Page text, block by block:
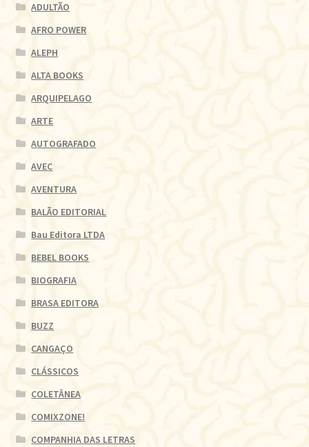
ADULTÃO
AFRO POWER
ALEPH
ALTA BOOKS
ARQUIPELAGO
ARTE
AUTOGRAFADO
AVEC
AVENTURA
BALÃO EDITORIAL
Bau Editora LTDA
BEBEL BOOKS
BIOGRAFIA
BRASA EDITORA
BUZZ
CANGAÇO
CLÁSSICOS
COLETÂNEA
COMIXZONE!
COMPANHIA DAS LETRAS